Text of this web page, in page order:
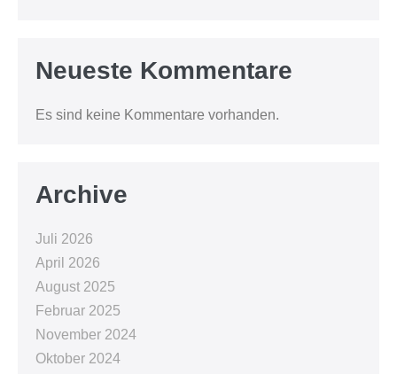
Neueste Kommentare
Es sind keine Kommentare vorhanden.
Archive
Juli 2026
April 2026
August 2025
Februar 2025
November 2024
Oktober 2024